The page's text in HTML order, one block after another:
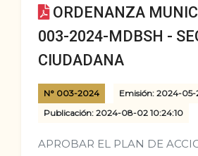
ORDENANZA
003-2024-MDBSH -
CIUDADANA
N° 003-2024
Emisión: 2024-05-
Publicación: 2024-08-02 10:24:10
APROBAR EL PLAN DE